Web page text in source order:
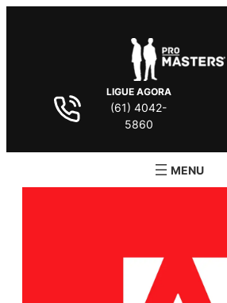
LIGUE AGORA
(61) 4042-
5860